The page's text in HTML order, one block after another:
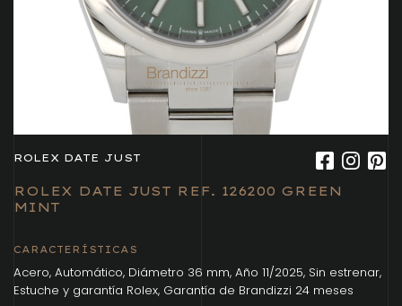
ROLEX DATE JUST
ROLEX DATE JUST REF. 126200 GREEN
MINT
CARACTERÍSTICAS
Acero, Automático, Diámetro 36 mm, Año 11/2025, Sin estrenar,
Estuche y garantía Rolex, Garantía de Brandizzi 24 meses